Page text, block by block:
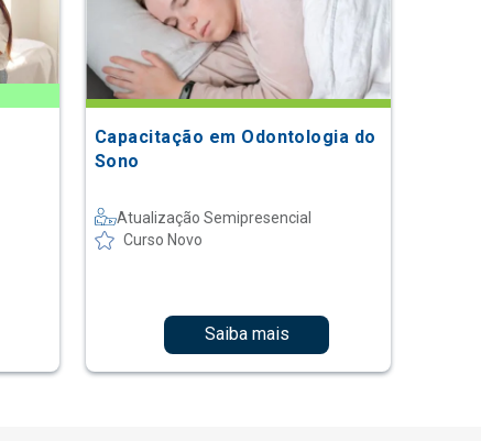
Capacitação em Odontologia do
Sono
Atualização Semipresencial
Curso Novo
Saiba mais